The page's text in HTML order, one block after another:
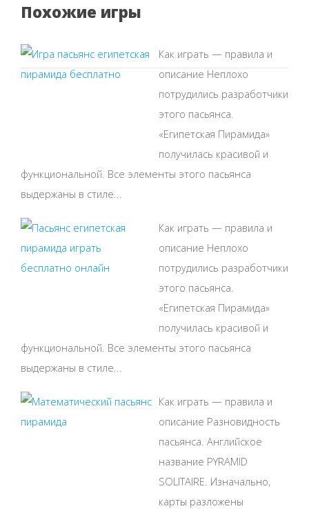
Похожие игры
Как играть — правила и
описание Неплохо
потрудились разработчики
этого пасьянса.
«Египетская Пирамида»
получилась красивой и
функциональной. Все элементы этого пасьянса
выдержаны в стиле...
Как играть — правила и
описание Неплохо
потрудились разработчики
этого пасьянса.
«Египетская Пирамида»
получилась красивой и
функциональной. Все элементы этого пасьянса
выдержаны в стиле...
Как играть — правила и
описание Разновидность
пасьянса. Английское
название PYRAMID
SOLITAIRE. Изначально,
карты разложены